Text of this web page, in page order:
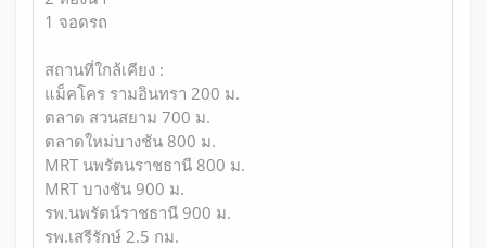
1 จอดรถ
สถานที่ใกล้เคียง :
แม็คโคร รามอินทรา 200 ม.
ตลาด สวนสยาม 700 ม.
ตลาดใหม่บางชัน 800 ม.
MRT นพรัตนราชธานี 800 ม.
MRT บางชัน 900 ม.
รพ.นพรัตน์ราชธานี 900 ม.
รพ.เสรีรักษ์ 2.5 กม.